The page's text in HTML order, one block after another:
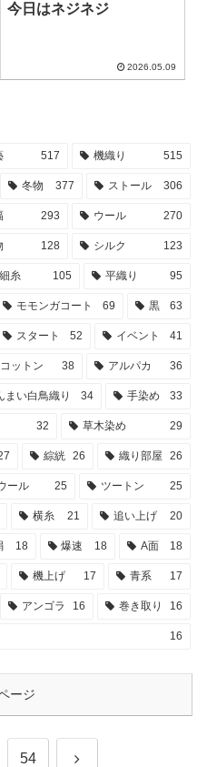
今日はネジネジ
2026.05.09
517 機織り 515
冬物 377 ストール 306
293 ウール 270
128 シルク 123
細糸 105 平織り 95
モモンガコート 69 黒 63
スタート 52 イベント 41
コットン 38 アルパカ 36
まい白鳥織り 34 手染め 33
32 草木染め 29
綜絖 26 織り部屋 26
ール 25 ツートン 25
横糸 21 追い上げ 20
18 爆速 18 A面 18
機上げ 17 青系 17
アンゴラ 16 巻き取り 16
16
ージ
54 次